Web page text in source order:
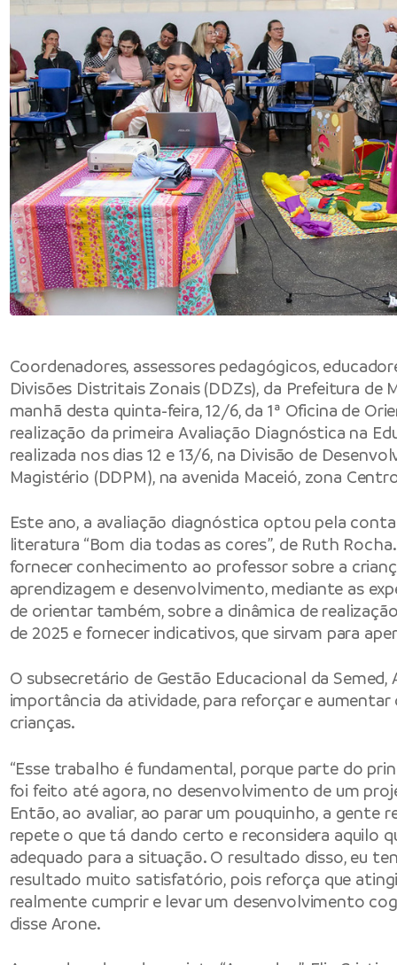
Coordenadores, assessores pedagógicos,
Divisões Distritais Zonais (DDZs), da Prefeitura de
manhã desta quinta-feira, 12/6, da 1ª Oficina de
realização da primeira Avaliação Diagnóstica na
realizada nos dias 12 e 13/6, na Divisão de
Magistério (DDPM), na avenida Maceió, zona
Este ano, a avaliação diagnóstica optou pela
literatura “Bom dia todas as cores”, de Ruth
fornecer conhecimento ao professor sobre a
aprendizagem e desenvolvimento, mediante as
de orientar também, sobre a dinâmica de
de 2025 e fornecer indicativos, que sirvam para
O subsecretário de Gestão Educacional da
importância da atividade, para reforçar e
crianças.
“Esse trabalho é fundamental, porque parte do
foi feito até agora, no desenvolvimento de um
Então, ao avaliar, ao parar um pouquinho, a gente
repete o que tá dando certo e reconsidera aquilo
adequado para a situação. O resultado disso, eu
resultado muito satisfatório, pois reforça que
realmente cumprir e levar um desenvolvimento
disse Arone.